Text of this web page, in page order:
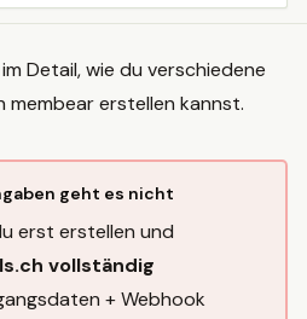
Detail, wie du verschiedene
membear erstellen kannst.
geht es nicht
erst erstellen und
vollständig
+ Webhook